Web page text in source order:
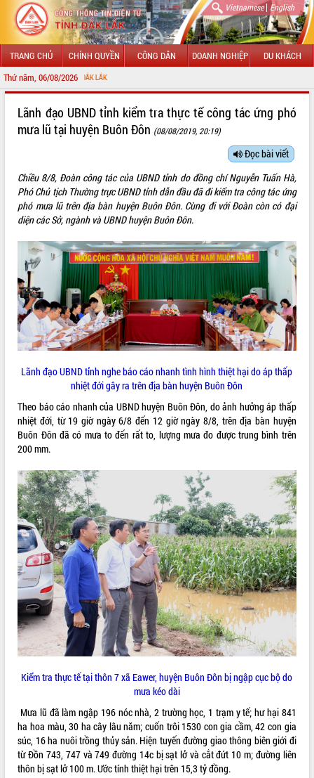
Vietnamese| English
TRANG CHỦ CHÍNH QUYỀN CÔNG DÂN DOANH NGHIỆP DU KHÁCH
Thứ năm, 06/08/2026
LÃNH ĐẠO UBND TỈNH
SỞ, BAN, NGÀNH
UBND CÁC XÃ, PHƯỜNG
THÔNG TIN CHỈ ĐẠO ĐIỀU HÀNH
HỆ THỐNG VĂN BẢN
VĂN BẢN HĐND TỈNH
ĐIỂM TIN VĂN BẢN
VIDEO
Loading the player...
Triết thăm, tặng quà người có công với
cách mạng
Rà soát, hoàn thiện hệ thống thiết chế
văn hóa, thể thao đáp ứng yêu cầu
phát triển mới
Lãnh đạo UBND tỉnh kiểm tra thực tế công tác ứng phó
mưa lũ tại huyện Buôn Đôn (08/08/2019, 20:19)
Đọc bài viết
Chiều 8/8, Đoàn công tác của UBND tỉnh do đồng chí Nguyễn Tuấn Hà,
Phó Chủ tịch Thường trực UBND tỉnh dẫn đầu đã đi kiểm tra công tác ứng
phó mưa lũ trên địa bàn huyện Buôn Đôn. Cùng đi với Đoàn còn có đại
diện các Sở, ngành và UBND huyện Buôn Đôn.
Lãnh đạo UBND tỉnh nghe báo cáo nhanh tình hình thiệt hại do áp thấp
nhiệt đới gây ra trên địa bàn huyện Buôn Đôn
Theo báo cáo nhanh của UBND huyện Buôn Đôn, do ảnh hưởng áp thấp
nhiệt đới, từ 19 giờ ngày 6/8 đến 12 giờ ngày 8/8, trên địa bàn huyện
Buôn Đôn đã có mưa to đến rất to, lượng mưa đo được trung bình trên
200 mm.
Kiểm tra thực tế tại thôn 7 xã Eawer, huyện Buôn Đôn bị ngập cục bộ do
mưa kéo dài
Mưa lũ đã làm ngập 196 nóc nhà, 2 trường học, 1 trạm y tế; hư hại 841
ha hoa màu, 30 ha cây lâu năm; cuốn trôi 1530 con gia cầm, 42 con gia
súc, 16 ha nuôi trồng thủy sản. Hiện tuyến đường giao thông biên giới đi
từ Đồn 743, 747 và 749 đường 14c bị sạt lở và cắt đứt 10 m; đường liên
thôn bị sạt lở 100 m. Ước tính thiệt hại trên 15,3 tỷ đồng.